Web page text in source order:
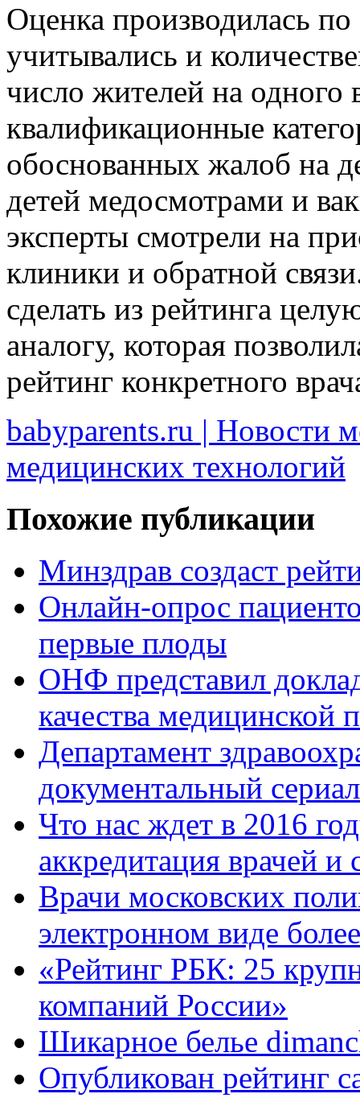
Оценка производилась
учитывались и
число жителей на
квалификационные
обоснованных жалоб на
детей медосмотрами и
эксперты смотрели на
клиники и обратной
сделать из рейтинга
аналогу, которая
рейтинг конкретного
babyparents.ru | Новости
медицинских технологий
Похожие публикации
Минздрав создаст
Онлайн-опрос
первые плоды
ОНФ представил
качества медицинской
Департамент
документальный
Что нас ждет в 2016
аккредитация врачей
Врачи московских
электронном виде
«Рейтинг РБК: 25
компаний России»
Шикарное белье
Опубликован рейтинг